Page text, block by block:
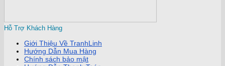
Hỗ Trợ Khách Hàng
Giới Thiệu Về TranhLinh
Hướng Dẫn Mua Hàng
Chính sách bảo mật